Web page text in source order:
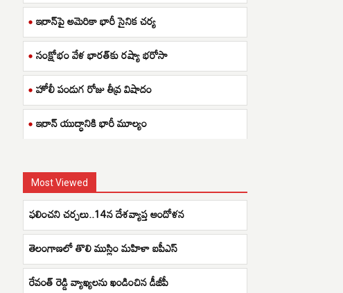
ఇరాన్‌పై అమెరికా భారీ సైనిక చర్య
సంక్షోభం వేళ భారత్‌కు రష్యా భరోసా
హోలీ పండుగ రోజు తీవ్ర విషాదం
ఇరాన్ యుద్ధానికి భారీ మూల్యం
Most Viewed
ఫలించని చర్చలు..14న దేశవ్యాప్త ఆందోళన
తెలంగాణలో తొలి ముస్లిం మహిళా ఐపీఎస్
రేవంత్ రెడ్డి వ్యాఖ్యలను ఖండించిన డీజీపీ